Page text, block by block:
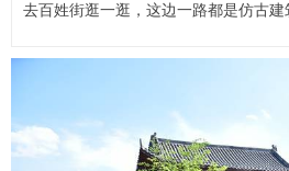
去百姓街逛一逛，这边一路都是仿古建